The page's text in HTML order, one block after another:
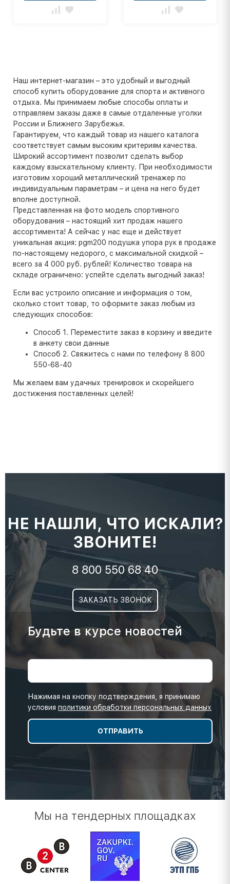
Наш интернет-магазин – это удобный и выгодный
способ купить оборудование для спорта и активного
отдыха. Мы принимаем любые способы оплаты и
отправляем заказы даже в самые отдаленные уголки
России и Ближнего Зарубежья.
Гарантируем, что каждый товар из нашего каталога
соответствует самым высоким критериям качества.
Широкий ассортимент позволит сделать выбор
каждому взыскательному клиенту. При необходимости
изготовим хороший металлический тренажер по
индивидуальным параметрам – и цена на него будет
вполне доступной.
Представленная на фото модель спортивного
оборудования – настоящий хит продаж нашего
ассортимента! А сейчас у нас еще и действует
уникальная акция: pgm200 подушка упора рук в продаже
по-настоящему недорого, с максимальной скидкой –
всего за 4 000 руб. рублей! Количество товара на
складе ограничено: успейте сделать выгодный заказ!
Если вас устроило описание и информация о том,
сколько стоит товар, то оформите заказ любым из
следующих способов:
Способ 1. Переместите заказ в корзину и введите
в анкету свои данные
Способ 2. Свяжитесь с нами по телефону 8 800
550-68-40
Мы желаем вам удачных тренировок и скорейшего
достижения поставленных целей!
НЕ НАШЛИ, ЧТО ИСКАЛИ?
ЗВОНИТЕ!
8 800 550 68 40
ЗАКАЗАТЬ ЗВОНОК
Будьте в курсе новостей
Нажимая на кнопку подтверждения, я принимаю
условия политики обработки персональных данных
Мы на тендерных площадках